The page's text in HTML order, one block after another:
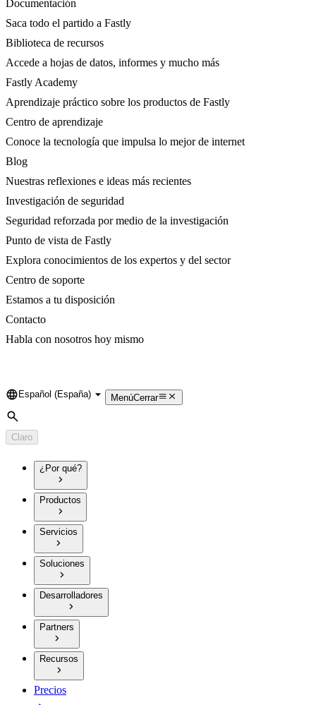
Documentación
Saca todo el partido a Fastly
Biblioteca de recursos
Accede a hojas de datos, informes y mucho más
Fastly Academy
Aprendizaje práctico sobre los productos de Fastly
Centro de aprendizaje
Conoce la tecnología que impulsa lo mejor de internet
Blog
Nuestras reflexiones e ideas más recientes
Investigación de seguridad
Seguridad reforzada por medio de la investigación
Punto de vista de Fastly
Explora conocimientos de los expertos y del sector
Centro de soporte
Estamos a tu disposición
Contacto
Habla con nosotros hoy mismo
Language
Español (España) MenúCerrar
Búsqueda
Claro
¿Por qué?
Productos
Servicios
Soluciones
Desarrolladores
Partners
Recursos
Precios